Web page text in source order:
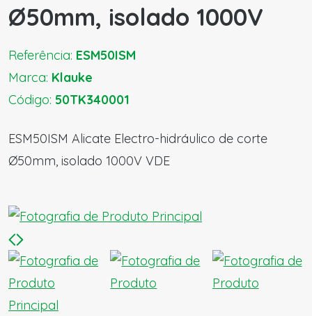
Ø50mm, isolado 1000V
Referência: ESM50ISM
Marca: Klauke
Código: 50TK340001
ESM50ISM Alicate Electro-hidráulico de corte
Ø50mm, isolado 1000V VDE